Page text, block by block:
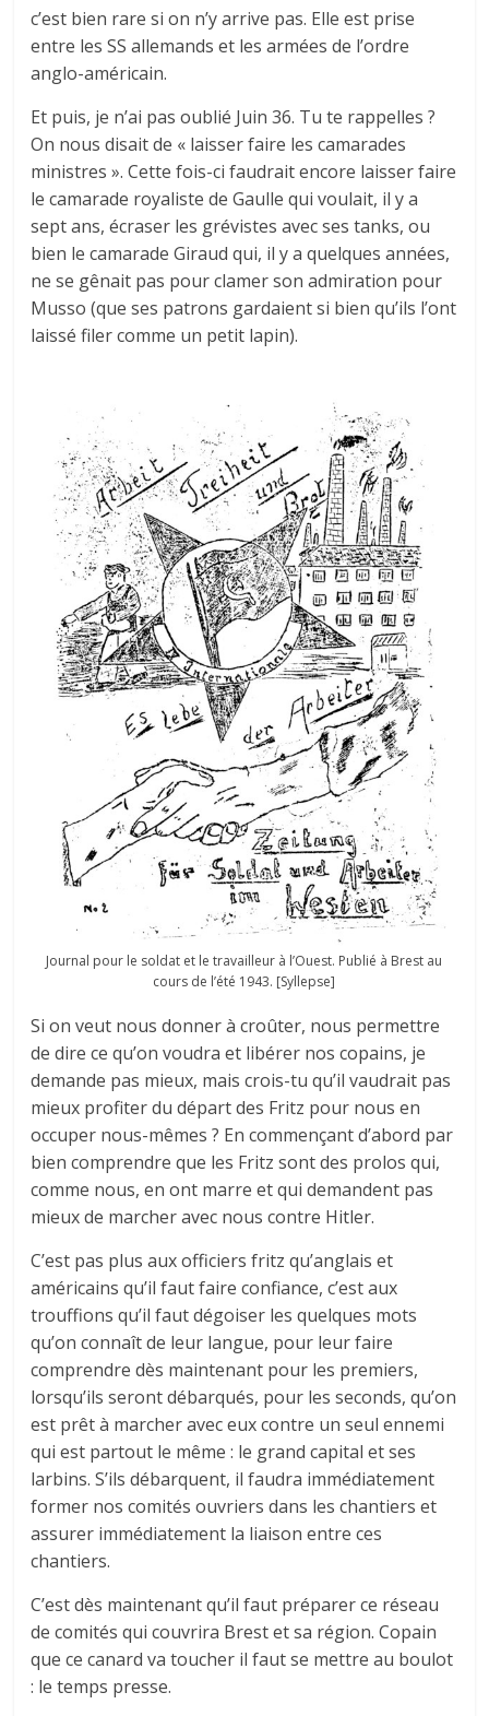
c’est bien rare si on n’y arrive pas. Elle est prise
entre les SS allemands et les armées de l’ordre
anglo-américain.
Et puis, je n’ai pas oublié Juin 36. Tu te rappelles ?
On nous disait de « laisser faire les camarades
ministres ». Cette fois-ci faudrait encore laisser faire
le camarade royaliste de Gaulle qui voulait, il y a
sept ans, écraser les grévistes avec ses tanks, ou
bien le camarade Giraud qui, il y a quelques années,
ne se gênait pas pour clamer son admiration pour
Musso (que ses patrons gardaient si bien qu’ils l’ont
laissé filer comme un petit lapin).
Journal pour le soldat et le travailleur à l’Ouest. Publié à Brest au
cours de l’été 1943. [Syllepse]
Si on veut nous donner à croûter, nous permettre
de dire ce qu’on voudra et libérer nos copains, je
demande pas mieux, mais crois-tu qu’il vaudrait pas
mieux profiter du départ des Fritz pour nous en
occuper nous-mêmes ? En commençant d’abord par
bien comprendre que les Fritz sont des prolos qui,
comme nous, en ont marre et qui demandent pas
mieux de marcher avec nous contre Hitler.
C’est pas plus aux officiers fritz qu’anglais et
américains qu’il faut faire confiance, c’est aux
trouffions qu’il faut dégoiser les quelques mots
qu’on connaît de leur langue, pour leur faire
comprendre dès maintenant pour les premiers,
lorsqu’ils seront débarqués, pour les seconds, qu’on
est prêt à marcher avec eux contre un seul ennemi
qui est partout le même : le grand capital et ses
larbins. S’ils débarquent, il faudra immédiatement
former nos comités ouvriers dans les chantiers et
assurer immédiatement la liaison entre ces
chantiers.
C’est dès maintenant qu’il faut préparer ce réseau
de comités qui couvrira Brest et sa région. Copain
que ce canard va toucher il faut se mettre au boulot
: le temps presse.